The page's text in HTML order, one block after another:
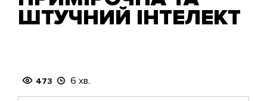
ШТУЧНИЙ ІНТЕЛЕКТ
473 6 хв.